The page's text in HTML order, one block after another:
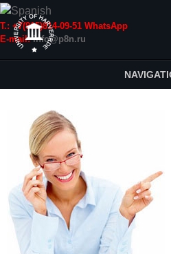
Т.: +7(915)814-09-51 WhatsApp
E-mail:info@p8n.ru